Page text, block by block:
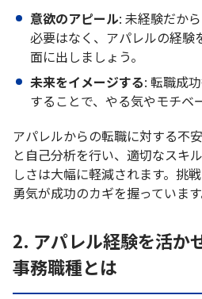
意欲のアピール: 未経験だか
必要はなく、アパレルの経験
面に出しましょう。
未来をイメージする: 転職成
することで、やる気やモチベ
アパレルからの転職に対する不
と自己分析を行い、適切なスキ
しさは大幅に軽減されます。挑
勇気が成功のカギを握っています
2. アパレル経験を活か
事務職種とは